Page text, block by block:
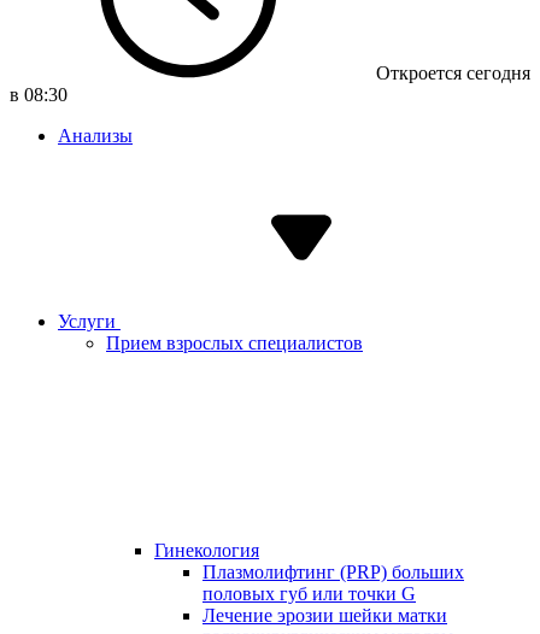
Откроется сегодня
в 08:30
Анализы
Услуги
Прием взрослых специалистов
Гинекология
Плазмолифтинг (PRP) больших
половых губ или точки G
Лечение эрозии шейки матки